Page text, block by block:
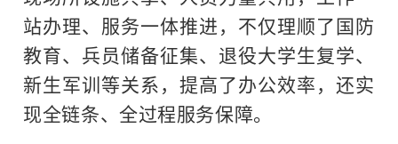
站办理、服务一体推进，不仅理顺了国防
教育、兵员储备征集、退役大学生复学、
新生军训等关系，提高了办公效率，还实
现全链条、全过程服务保障。